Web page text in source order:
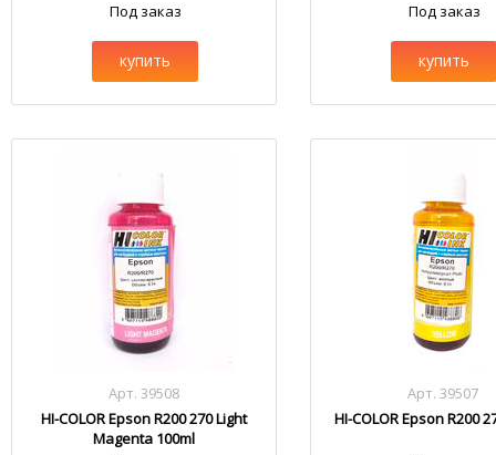
Под заказ
купить
Под заказ
купить
Арт. 39508
HI-COLOR Epson R200 270 Light
Magenta 100ml
Арт. 39507
HI-COLOR Epson R200